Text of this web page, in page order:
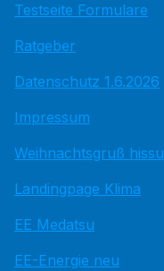
Testseite Formulare
Ratgeber
Datenschutz 1.6.2026
Impressum
Weihnachtsgruß hissu
Landingpage Klima
EE Medatsu
EE-Energie neu